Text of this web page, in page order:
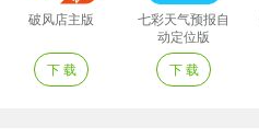
破风店主版
下 载
七彩天气预报自
动定位版
下 载